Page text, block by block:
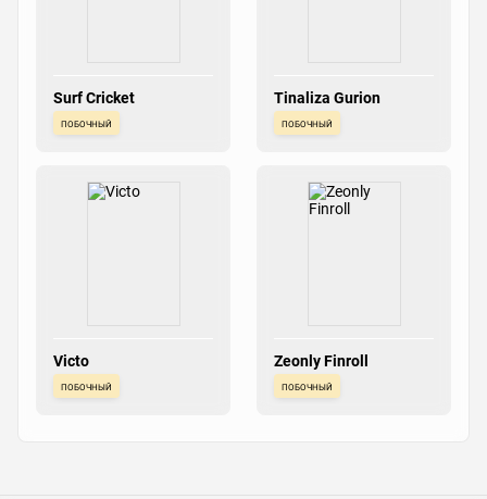
Surf Cricket
побочный
Tinaliza Gurion
побочный
Victo
побочный
Zeonly Finroll
побочный